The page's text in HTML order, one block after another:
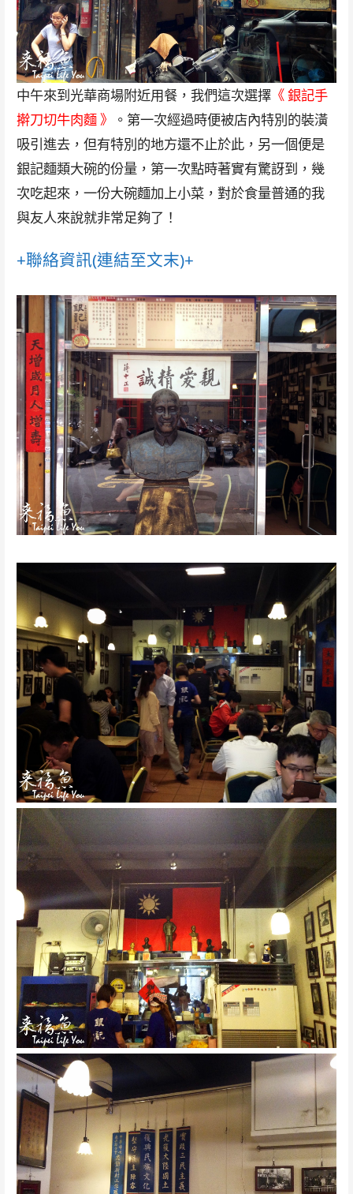
中午來到光華商場附近用餐，我們這次選擇《 銀記手
擀刀切牛肉麵 》
。第一次經過時便被店內特別的裝潢
吸引進去，但有特別的地方還不止於此，另一個便是
銀記麵類大碗的份量，第一次點時著實有驚訝到，幾
次吃起來，一份大碗麵加上小菜，對於食量普通的我
與友人來說就非常足夠了！
+聯絡資訊(連結至文末)+